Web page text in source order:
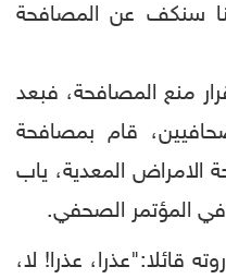
سنكف عن المصافحة
منع المصافحة، فبعد
قام بمصافحة
الامراض المعدية، ياب
المؤتمر الصحفي.
قائلا:"عذرا، عذرا! لا،